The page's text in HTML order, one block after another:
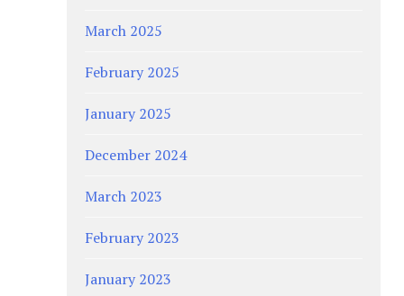
March 2025
February 2025
January 2025
December 2024
March 2023
February 2023
January 2023